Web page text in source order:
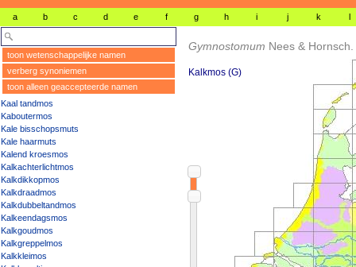
a b c d e f g h i j k l
toon wetenschappelijke namen
verberg synoniemen
toon alleen geaccepteerde namen
Kaal tandmos
Kaboutermos
Kale bisschopsmuts
Kale haarmuts
Kalend kroesmos
Kalkachterlichtmos
Kalkdikkopmos
Kalkdraadmos
Kalkdubbeltandmos
Kalkeendagsmos
Kalkgoudmos
Kalkgreppelmos
Kalkkleimos
Gymnostomum Nees & Hornsch.
Kalkmos (G)